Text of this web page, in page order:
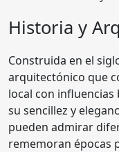
Historia y
Construida en el
arquitectónico que
local con influencias
su sencillez y
pueden admirar
rememoran épocas